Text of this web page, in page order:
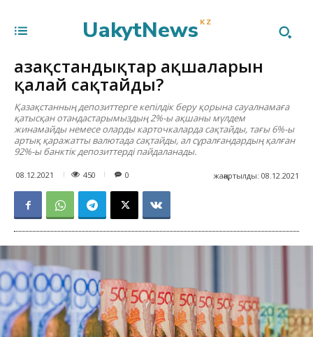
UakytNews KZ
Қазақстандықтар ақшаларын
қалай сақтайды?
Қазақстанның депозиттерге кепілдік беру қорына сауалнамаға
қатысқан отандастарымыздың 2%-ы ақшаны мүлдем
жинамайды немесе оларды карточкаларда сақтайды, тағы 6%-ы
артық қаражатты валютада сақтайды, ал сұралғандардың қалған
92%-ы банктік депозиттерді пайдаланады.
08.12.2021 450 жаңартылды: 08.12.2021
0